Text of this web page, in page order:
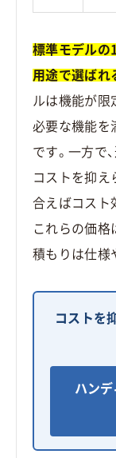
標準モデルの
用途で選ばれ
ルは機能が限
必要な機能を
です。一方で
コストを抑え
合えばコスト
これらの価格
積もりは仕様
コストを
ハン